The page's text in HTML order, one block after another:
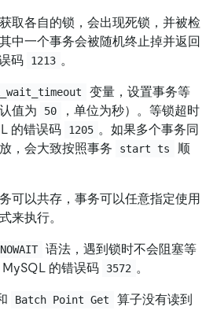
取各自的锁，会出现死锁，并被检
中一个事务会被随机终止掉并返回
码
1213 。
变量，设置事务等
值为
50
，单位为秒）。等锁超时
的错误码
1205 。如果多个事务同
，会大致按照事务
start ts
顺
可以共存，事务可以任意指定使用
来执行。
语法，遇到锁时不会阻塞等
的错误码
3572 。
Batch Point Get
算子没有读到